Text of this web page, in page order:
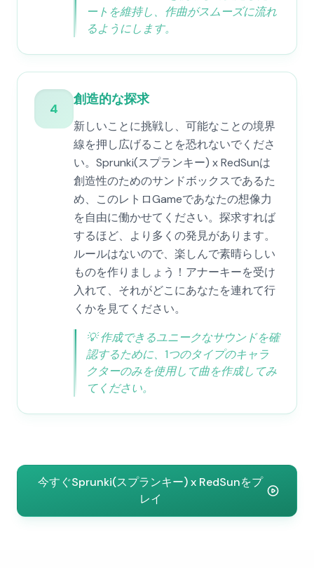
ートを維持し、作曲がスムーズに流れ
るようにします。
4
創造的な探求
新しいことに挑戦し、可能なことの境界
線を押し広げることを恐れないでくださ
い。Sprunki(スプランキー) x RedSunは
創造性のためのサンドボックスであるた
め、このレトロGameであなたの想像力
を自由に働かせてください。探求すれば
するほど、より多くの発見があります。
ルールはないので、楽しんで素晴らしい
ものを作りましょう！アナーキーを受け
入れて、それがどこにあなたを連れて行
くかを見てください。
💡作成できるユニークなサウンドを確
認するために、1つのタイプのキャラ
クターのみを使用して曲を作成してみ
てください。
今すぐSprunki(スプランキー) x RedSunをプ
レイ